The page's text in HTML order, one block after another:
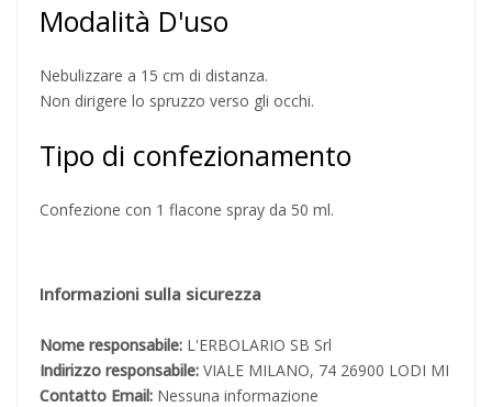
Modalità D'uso
Nebulizzare a 15 cm di distanza.
Non dirigere lo spruzzo verso gli occhi.
Tipo di confezionamento
Confezione con 1 flacone spray da 50 ml.
Informazioni sulla sicurezza
Nome responsabile: L'ERBOLARIO SB Srl
Indirizzo responsabile: VIALE MILANO, 74 26900 LODI MI
Contatto Email: Nessuna informazione